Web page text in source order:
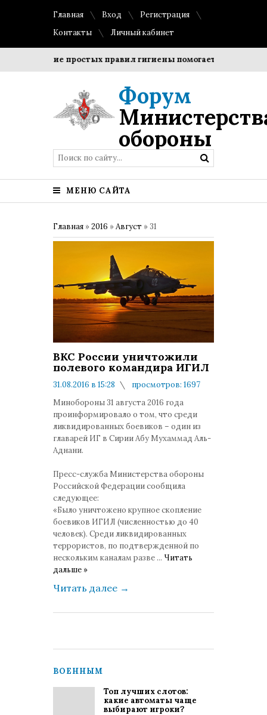
Главная Вход
Регистрация
Контакты
Личный кабинет
простых правил гигиены помогает сохранить
Форум
обороны
МЕНЮ САЙТА
Главная »2016 »Август » 31
ВКС России уничтожили
полевого командира ИГИЛ
31.08.2016 в 15:28
просмотров: 1697
комментариев: 0
Минобороны 31 августа 2016 года
проинформировало о том, что среди
ликвидированных боевиков – один из
главарей ИГ в Сирии Абу Мухаммад Аль-
Аднани.
Пресс-служба Министерства обороны
Российской Федерации сообщила
следующее:
«Было уничтожено крупное скопление
боевиков ИГИЛ (численностью до 40
человек). Среди ликвидированных
террористов, по подтвержденной по
нескольким каналам разве ... Читать
дальше »
Читать далее →
ВОЕННЫМ
Топ лучших слотов:
какие автоматы чаще
выбирают игроки?